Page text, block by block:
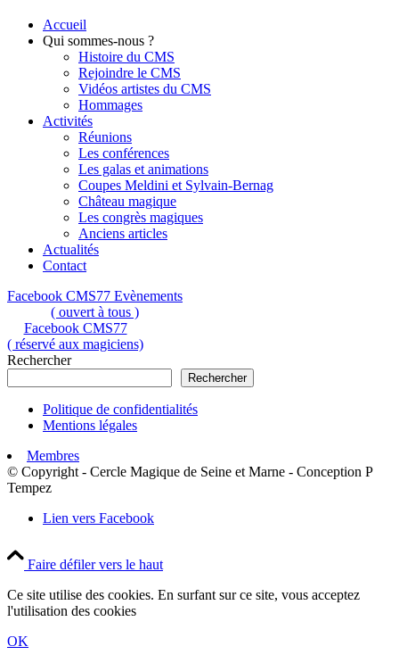
Accueil
Qui sommes-nous ?
Histoire du CMS
Rejoindre le CMS
Vidéos artistes du CMS
Hommages
Activités
Réunions
Les conférences
Les galas et animations
Coupes Meldini et Sylvain-Bernag
Château magique
Les congrès magiques
Anciens articles
Actualités
Contact
Facebook CMS77 Evènements
( ouvert à tous )
Facebook CMS77
( réservé aux magiciens)
Rechercher
Rechercher
Politique de confidentialités
Mentions légales
Membres
© Copyright - Cercle Magique de Seine et Marne - Conception P
Tempez
Lien vers Facebook
Faire défiler vers le haut
Ce site utilise des cookies. En surfant sur ce site, vous acceptez
l'utilisation des cookies
OK